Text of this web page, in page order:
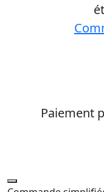
Paiement